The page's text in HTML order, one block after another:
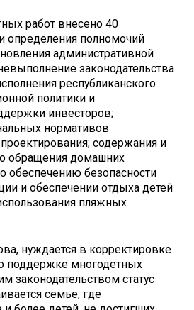
работ внесено 40
определения полномочий
административной
законодательства
республиканского
политики и
инвесторов;
нормативов
содержания и
обращения домашних
обеспечению безопасности
и обеспечении отдыха детей
пляжных
нуждается в корректировке
поддержке многодетных
законодательством статус
семье, где